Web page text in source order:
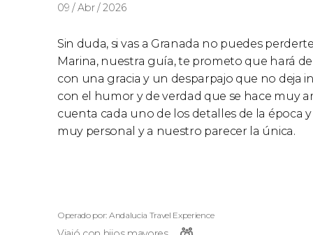
09 / Abr / 2026
Sin duda, si vas a Granada no puedes
Marina, nuestra guía, te prometo que hará
con una gracia y un desparpajo que no deja
con el humor y de verdad que se hace muy
cuenta cada uno de los detalles de la época
muy personal y a nuestro parecer la única.
Operado por: Andalucia Travel Experience